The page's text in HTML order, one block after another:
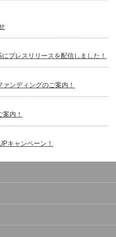
プレスリリースを配信しました！
ァンディングのご案内！
案内！
キャンペーン！